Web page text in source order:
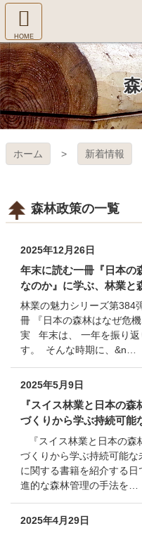
コ
テ
ン
ツ
本
文
へ
ス
プ
ホーム 新着情報
森林政策の一覧
2025年12月26日
年末に読む一冊『日本の
なのか』に学ぶ、林業と
林業の魅力シリーズ第384
冊 『日本の森林はなぜ危
実 年末は、 一年を振り返
す。 そんな時期に、&n…
2025年5月9日
『スイス林業と日本の
づくりから学ぶ持続可能
『スイス林業と日本の森
づくりから学ぶ持続可能
に関する書籍を紹介する
進的な森林管理の手法を…
2025年4月29日
ホ
ー
ム
へ